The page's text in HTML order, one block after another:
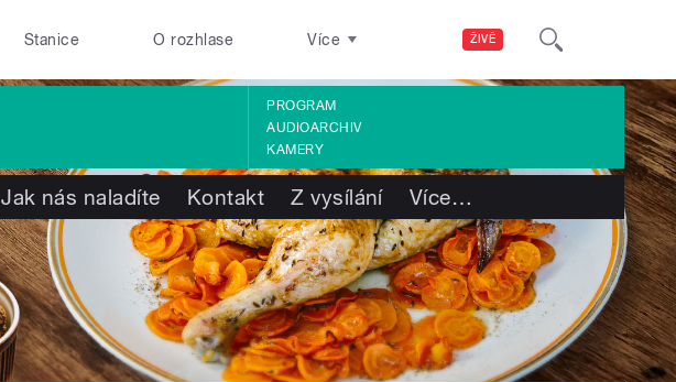
ŽIVĚ
Stanice O rozhlase Více
PROGRAM
AUDIOARCHIV
KAMERY
Jak nás naladíte Kontakt Z vysílání Více…